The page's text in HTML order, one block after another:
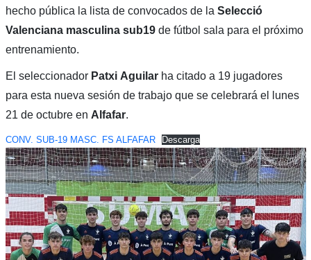
hecho pública la lista de convocados de la Selecció
Valenciana masculina sub19de fútbol sala para el próximo
entrenamiento.
El seleccionador Patxi Aguilarha citado a 19 jugadores
para esta nueva sesión de trabajo que se celebrará el lunes
21 de octubre en Alfafar.
CONV. SUB-19 MASC. FS ALFAFAR Descarga